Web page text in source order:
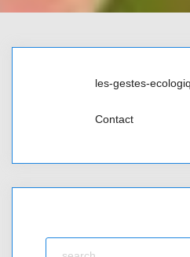
les-gestes-
Contact